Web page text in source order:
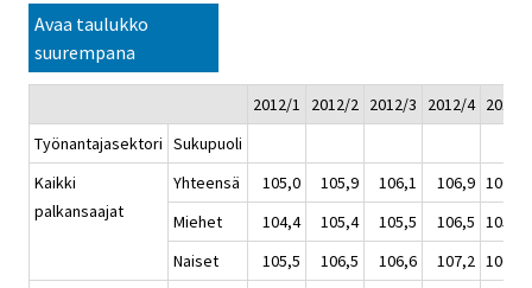
Avaa taulukko
suurempana
2012/1 2012/2 2012/3 2012/4 2012
Työnantajasektori Sukupuoli
Kaikki
palkansaajat
Yhteensä 105,0 105,9 106,1 106,9 106,0
Miehet
104,4 105,4 105,5 106,5 105,5
Naiset
105,5 106,5 106,6 107,2 106,4